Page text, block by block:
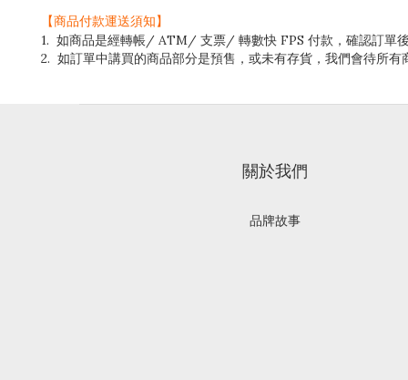
【商品付款運送須知】
1. 如商品是經轉帳/ ATM/ 支票/ 轉數快 FPS 付款，確認訂單
2. 如訂單中講買的商品部分是預售，或未有存貨，我們會待所
關於我們
品牌故事